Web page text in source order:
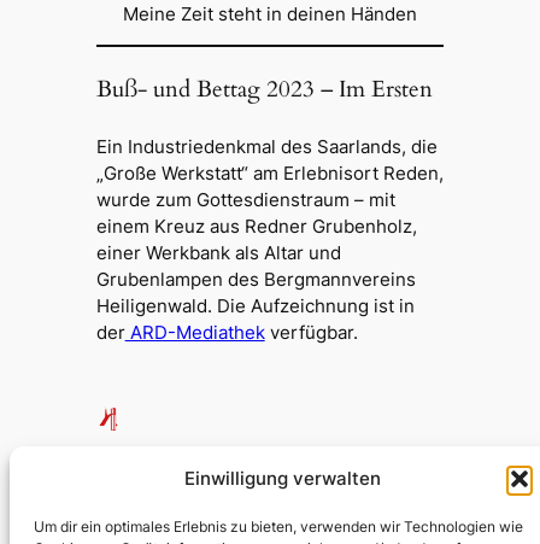
Einwilligung verwalten
Um dir ein optimales Erlebnis zu bieten, verwenden wir Technologien wie
Meine Zeit steht in deinen Händen
Buß- und Bettag 2023 – Im Ersten
Ein Industriedenkmal des Saarlands, die
„Große Werkstatt“ am Erlebnisort Reden,
wurde zum Gottesdienstraum – mit
einem Kreuz aus Redner Grubenholz,
einer Werkbank als Altar und
Grubenlampen des Bergmannvereins
Heiligenwald. Die Aufzeichnung ist in
derARD-Mediathekverfügbar.
Testumgebung Kirche
Evangelische Kirchengemeinde